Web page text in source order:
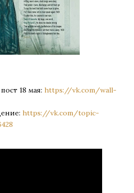
18 мая: https://vk.com/wall-
https://vk.com/topic-